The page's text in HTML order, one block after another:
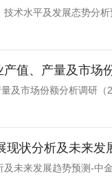
术水平及发展态势分
值、产量及市场
及市场份额分析调研（
现状分析及未来发
未来发展趋势预测-中